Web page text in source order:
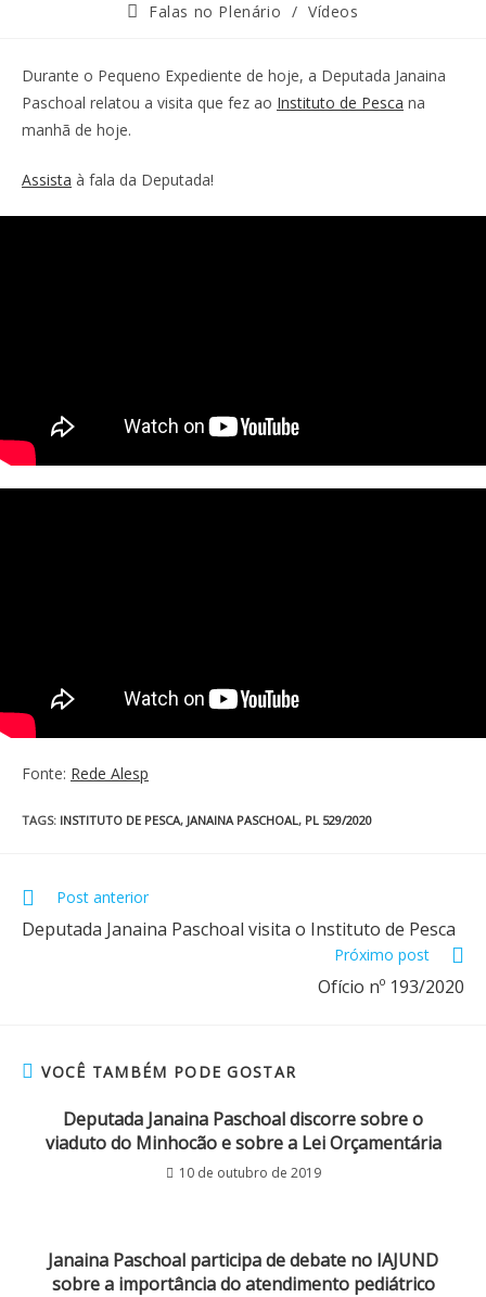
Falas no Plenário / Vídeos
Durante o Pequeno Expediente de hoje, a Deputada Janaina
Paschoal relatou a visita que fez ao Instituto de Pesca na
manhã de hoje.
Assista à fala da Deputada!
Fonte: Rede Alesp
TAGS: INSTITUTO DE PESCA, JANAINA PASCHOAL, PL 529/2020
Post anterior
Deputada Janaina Paschoal visita o Instituto de Pesca
Próximo post
Ofício nº 193/2020
VOCÊ TAMBÉM PODE GOSTAR
Deputada Janaina Paschoal discorre sobre o
viaduto do Minhocão e sobre a Lei Orçamentária
10 de outubro de 2019
Janaina Paschoal participa de debate no IAJUND
sobre a importância do atendimento pediátrico